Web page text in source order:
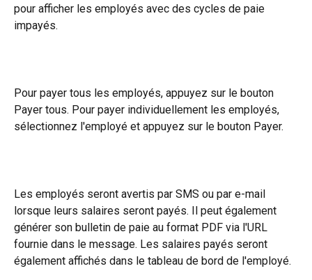
pour afficher les employés avec des cycles de paie
impayés.
Pour payer tous les employés, appuyez sur le bouton
Payer tous. Pour payer individuellement les employés,
sélectionnez l'employé et appuyez sur le bouton Payer.
Les employés seront avertis par SMS ou par e-mail
lorsque leurs salaires seront payés. Il peut également
générer son bulletin de paie au format PDF via l'URL
fournie dans le message. Les salaires payés seront
également affichés dans le tableau de bord de l'employé.